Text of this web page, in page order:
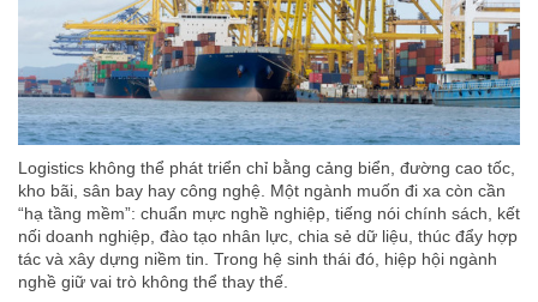
Logistics không thể phát triển chỉ bằng cảng biển, đường cao tốc,
kho bãi, sân bay hay công nghệ. Một ngành muốn đi xa còn cần
“hạ tầng mềm”: chuẩn mực nghề nghiệp, tiếng nói chính sách, kết
nối doanh nghiệp, đào tạo nhân lực, chia sẻ dữ liệu, thúc đẩy hợp
tác và xây dựng niềm tin. Trong hệ sinh thái đó, hiệp hội ngành
nghề giữ vai trò không thể thay thế.